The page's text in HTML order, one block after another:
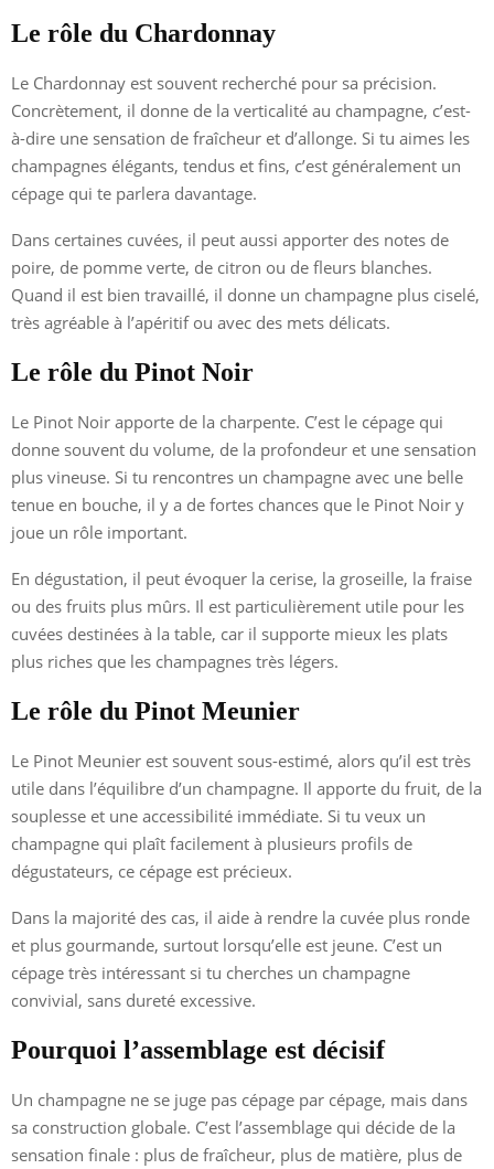
Le rôle du Chardonnay
Le Chardonnay est souvent recherché pour sa précision.
Concrètement, il donne de la verticalité au champagne, c’est-
à-dire une sensation de fraîcheur et d’allonge. Si tu aimes les
champagnes élégants, tendus et fins, c’est généralement un
cépage qui te parlera davantage.
Dans certaines cuvées, il peut aussi apporter des notes de
poire, de pomme verte, de citron ou de fleurs blanches.
Quand il est bien travaillé, il donne un champagne plus ciselé,
très agréable à l’apéritif ou avec des mets délicats.
Le rôle du Pinot Noir
Le Pinot Noir apporte de la charpente. C’est le cépage qui
donne souvent du volume, de la profondeur et une sensation
plus vineuse. Si tu rencontres un champagne avec une belle
tenue en bouche, il y a de fortes chances que le Pinot Noir y
joue un rôle important.
En dégustation, il peut évoquer la cerise, la groseille, la fraise
ou des fruits plus mûrs. Il est particulièrement utile pour les
cuvées destinées à la table, car il supporte mieux les plats
plus riches que les champagnes très légers.
Le rôle du Pinot Meunier
Le Pinot Meunier est souvent sous-estimé, alors qu’il est très
utile dans l’équilibre d’un champagne. Il apporte du fruit, de la
souplesse et une accessibilité immédiate. Si tu veux un
champagne qui plaît facilement à plusieurs profils de
dégustateurs, ce cépage est précieux.
Dans la majorité des cas, il aide à rendre la cuvée plus ronde
et plus gourmande, surtout lorsqu’elle est jeune. C’est un
cépage très intéressant si tu cherches un champagne
convivial, sans dureté excessive.
Pourquoi l’assemblage est décisif
Un champagne ne se juge pas cépage par cépage, mais dans
sa construction globale. C’est l’assemblage qui décide de la
sensation finale : plus de fraîcheur, plus de matière, plus de